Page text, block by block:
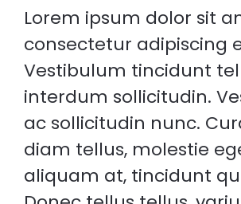
Lorem ipsum dolor sit
consectetur adipiscing
Vestibulum tincidunt
interdum sollicitudin.
ac sollicitudin nunc.
diam tellus, molestie
aliquam at, tincidunt